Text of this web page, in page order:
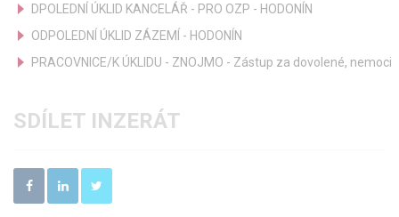
DPOLEDNÍ ÚKLID KANCELÁŘ - PRO OZP - HODONÍN
ODPOLEDNÍ ÚKLID ZÁZEMÍ - HODONÍN
PRACOVNICE/K ÚKLIDU - ZNOJMO - Zástup za dovolené, nemoci
SDÍLET INZERÁT